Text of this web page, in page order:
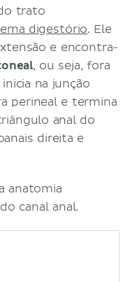
trato
digestório. Ele
e encontra-
, ou seja, fora
na junção
perineal e termina
anal do
direita e
anatomia
canal anal.